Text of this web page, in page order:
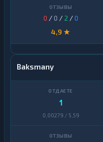
0 / 0 / 2 /0
4,9 ★
Baksmany
1
0,00279 / 5,59